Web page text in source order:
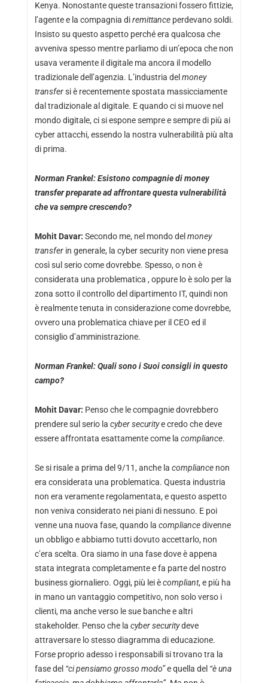
Kenya. Nonostante queste transazioni fossero fittizie,
l’agente e la compagnia diremittance perdevano soldi.
Insisto su questo aspetto perché era qualcosa che
avveniva spesso mentre parliamo di un’epoca che non
usava veramente il digitale ma ancora il modello
tradizionale dell’agenzia. L’industria del money
transfersi è recentemente spostata massicciamente
dal tradizionale al digitale. E quando ci si muove nel
mondo digitale, ci si espone sempre e sempre di più ai
cyber attacchi, essendo la nostra vulnerabilità più alta
di prima.
Norman Frankel: Esistono compagnie di money
transfer preparate ad affrontare questa vulnerabilità
che va sempre crescendo?
Mohit Davar: Secondo me, nel mondo del money
transfer in generale, la cyber security non viene presa
così sul serio come dovrebbe. Spesso, o non è
considerata una problematica , oppure lo è solo per la
zona sotto il controllo del dipartimento IT, quindi non
è realmente tenuta in considerazione come dovrebbe,
ovvero una problematica chiave per il CEO ed il
consiglio d’amministrazione.
Norman Frankel: Quali sono i Suoi consigli in questo
campo?
Mohit Davar: Penso che le compagnie dovrebbero
prendere sul serio la cyber securitye credo che deve
essere affrontata esattamente come la compliance.
Se si risale a prima del 9/11, anche la compliance non
era considerata una problematica. Questa industria
non era veramente regolamentata, e questo aspetto
non veniva considerato nei piani di nessuno. E poi
venne una nuova fase, quando la compliancedivenne
un obbligo e abbiamo tutti dovuto accettarlo, non
c’era scelta. Ora siamo in una fase dove è appena
stata integrata completamente e fa parte del nostro
business giornaliero. Oggi, più lei ècompliant, e più ha
in mano un vantaggio competitivo, non solo verso i
clienti, ma anche verso le sue banche e altri
stakeholder. Penso che la cyber securitydeve
attraversare lo stesso diagramma di educazione.
Forse proprio adesso i responsabili si trovano tra la
fase del “ci pensiamo grosso modo”e quella del “è una